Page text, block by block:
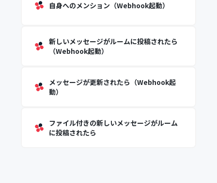
自身へのメンション（Webhook起動）
新しいメッセージがルームに投稿されたら
（Webhook起動）
メッセージが更新されたら（Webhook起
動）
ファイル付きの新しいメッセージがルーム
に投稿されたら